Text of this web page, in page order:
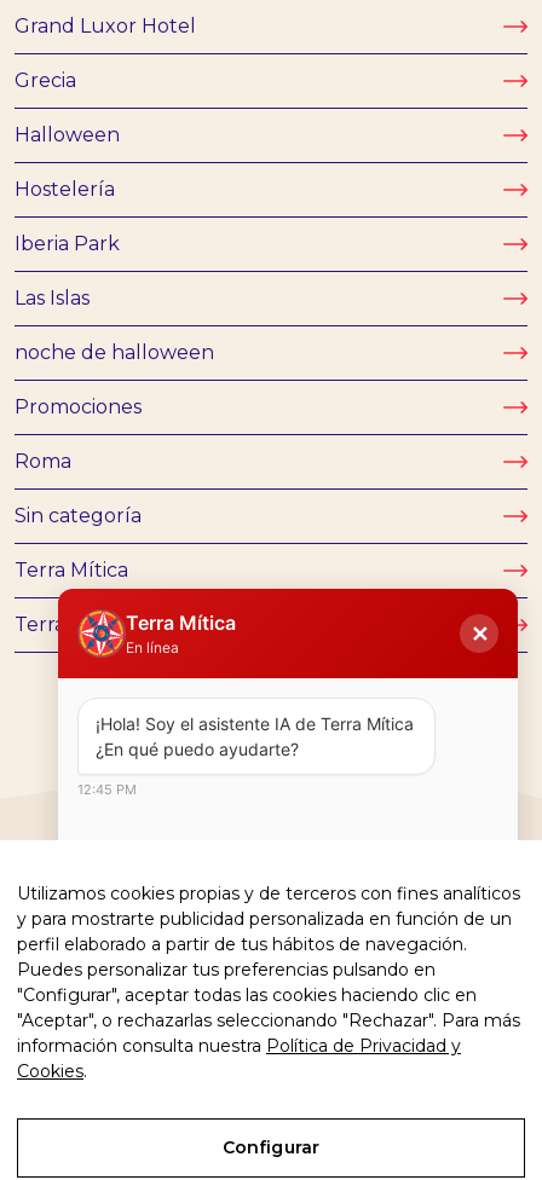
#terramiticapark
Grand Luxor Hotel
Grecia
Halloween
Hostelería
Iberia Park
Las Islas
noche de halloween
Promociones
Roma
Sin categoría
Terra Mítica
Terra Mítica familias
Aviso legal
Utilizamos cookies propias y de terceros con fines analíticos
y para mostrarte publicidad personalizada en función de un
perfil elaborado a partir de tus hábitos de navegación.
Puedes personalizar tus preferencias pulsando en
"Configurar", aceptar todas las cookies haciendo clic en
"Aceptar", o rechazarlas seleccionando "Rechazar". Para más
información consulta nuestra Política de Privacidad y
Cookies.
Configurar
Terra Mítica
En línea
✕
¡Hola! Soy el asistente IA de Terra Mítica
¿En qué puedo ayudarte?
12:45 PM